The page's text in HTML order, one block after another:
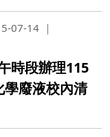
07-14
時段辦理115
廢液校內清